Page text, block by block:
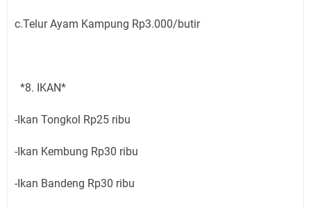
c.Telur Ayam Kampung Rp3.000/butir
*8. IKAN*
-Ikan Tongkol Rp25 ribu
-Ikan Kembung Rp30 ribu
-Ikan Bandeng Rp30 ribu